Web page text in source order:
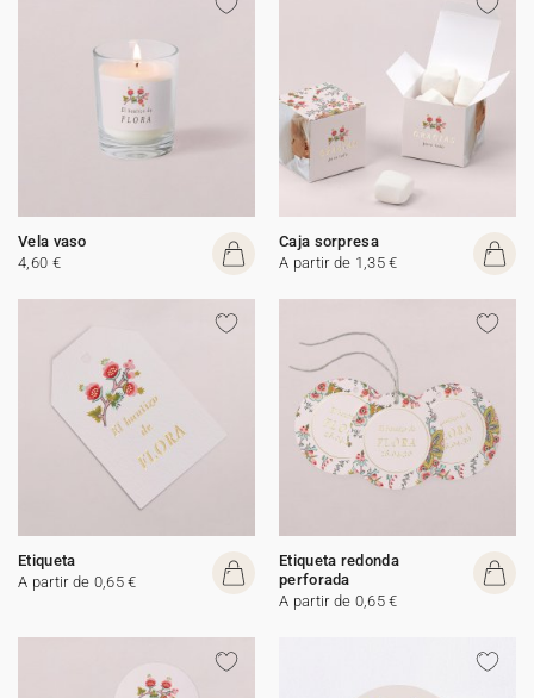
Vela vaso
4,60 €
Caja sorpresa
A partir de 1,35 €
Etiqueta
A partir de 0,65 €
Etiqueta redonda
perforada
A partir de 0,65 €